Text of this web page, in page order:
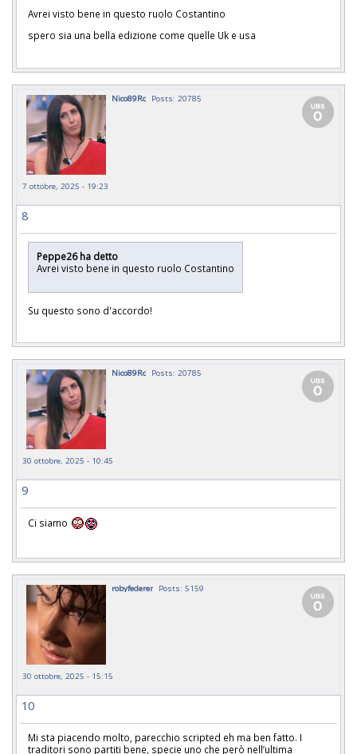
Avrei visto bene in questo ruolo Costantino
spero sia una bella edizione come quelle Uk e usa
Nico89Rc Posts: 20785
7 ottobre, 2025 - 19:23
8
Peppe26 ha detto
Avrei visto bene in questo ruolo Costantino
Su questo sono d'accordo!
Nico89Rc Posts: 20785
30 ottobre, 2025 - 10:45
9
Ci siamo
robyfederer Posts: 5159
30 ottobre, 2025 - 15:15
10
Mi sta piacendo molto, parecchio scripted eh ma ben fatto. I
traditori sono partiti bene, specie uno che però nell’ultima